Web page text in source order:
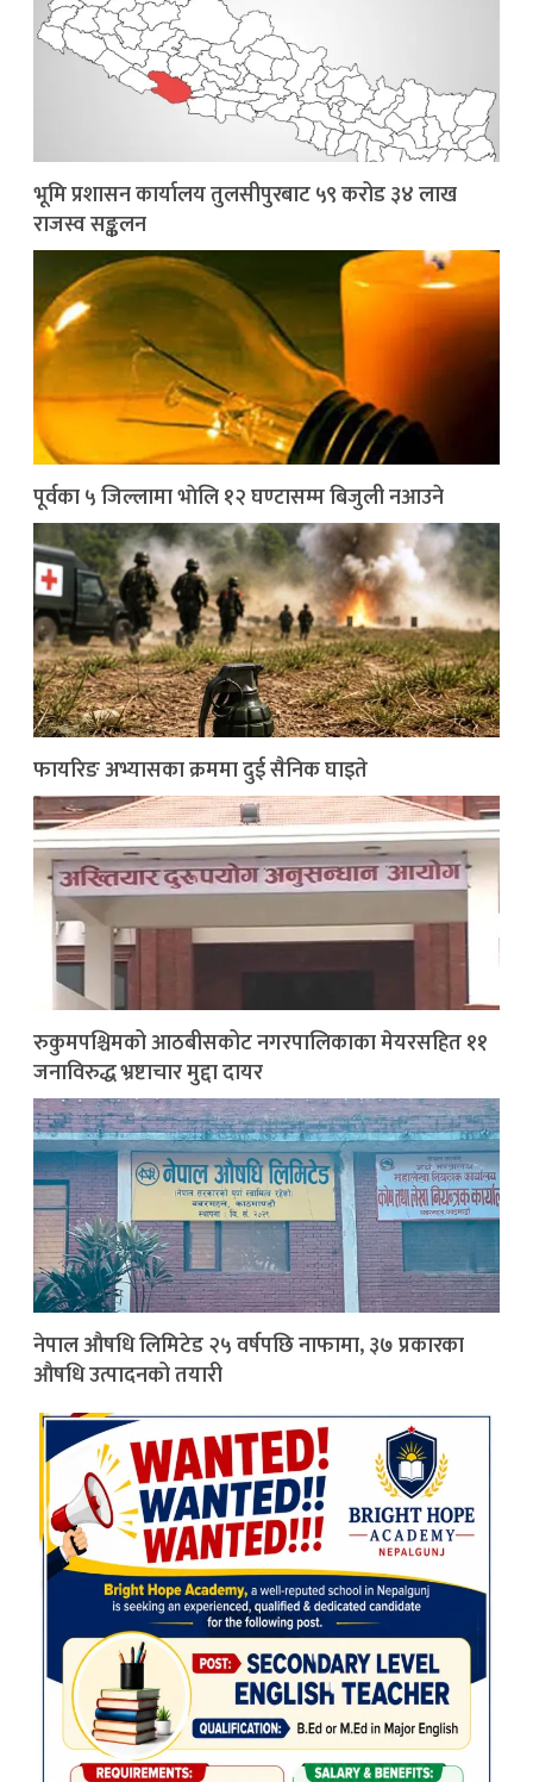
भूमि प्रशासन कार्यालय तुलसीपुरबाट ५९ करोड ३४ लाख
राजस्व सङ्कलन
पूर्वका ५ जिल्लामा भाेलि १२ घण्टासम्म बिजुली नआउने
फायरिङ अभ्यासका क्रममा दुई सैनिक घाइते
रुकुमपश्चिमको आठबीसकोट नगरपालिकाका मेयरसहित ११
जनाविरुद्ध भ्रष्टाचार मुद्दा दायर
नेपाल औषधि लिमिटेड २५ वर्षपछि नाफामा, ३७ प्रकारका
औषधि उत्पादनको तयारी